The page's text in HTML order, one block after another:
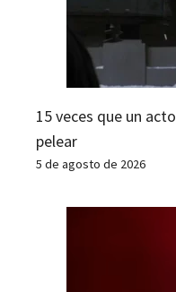
15 veces que un
pelear
5 de agosto de 2026